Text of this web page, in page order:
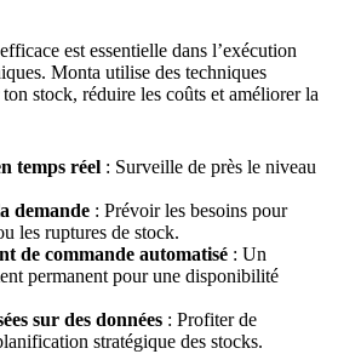
efficace est essentielle dans l’exécution
Monta utilise des techniques
stock, réduire les coûts et améliorer la
temps réel : Surveille de près le niveau
demande : Prévoir les besoins pour
les ruptures de stock.
de commande automatisé : Un
permanent pour une disponibilité
sur des données : Profiter de
stratégique des stocks.